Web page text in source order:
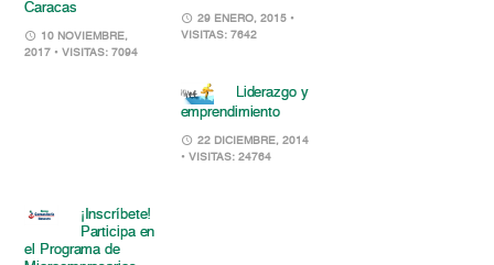
Caracas
10 NOVIEMBRE,
2017 • VISITAS: 7094
29 ENERO, 2015 •
VISITAS: 7642
Liderazgo y
emprendimiento
22 DICIEMBRE, 2014
• VISITAS: 24764
¡Inscríbete!
Participa en
el Programa de